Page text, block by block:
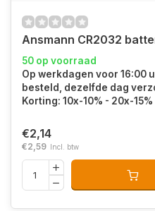
Ansmann CR2032
50 op voorraad
Op werkdagen voor 16:00
besteld, dezelfde dag
Korting: 10x-10% - 20x-15%
€2,14
€2,59 Incl. btw